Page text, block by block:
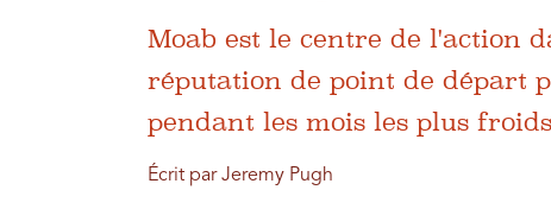
Moab est le centre de l'action
réputation de point de départ
pendant les mois les plus
Écrit par Jeremy Pugh